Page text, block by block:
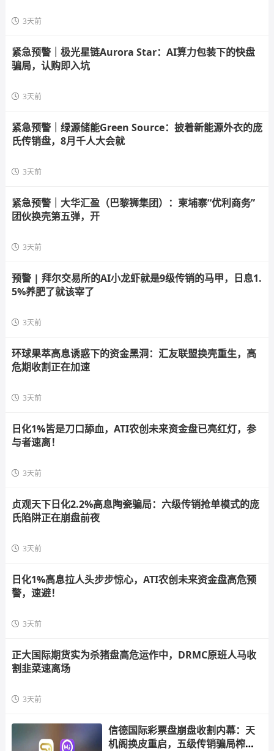
3天前
紧急预警｜极光星链Aurora Star：AI算力包装下的快盘
骗局，认购即入坑
3天前
紧急预警｜绿源储能Green Source：披着新能源外衣的庞
氏传销盘，8月千人大会就
3天前
紧急预警｜大华汇盈（巴黎狮集团）：柬埔寨“优利商务”
团伙换壳第五弹，开
3天前
预警 | 拜尔交易所的AI小龙虾就是9级传销的马甲，日息1.
5%养肥了就该宰了
3天前
环球果萃高息诱惑下的资金黑洞：汇友联盟换壳重生，高
危期收割正在加速
3天前
日化1%皆是刀口舔血，ATI农创未来资金盘已亮红灯，参
与者速离！
3天前
贞观天下日化2.2%高息陶瓷骗局：六级传销抢单模式的庞
氏陷阱正在崩盘前夜
3天前
日化1%高息拉人头步步惊心，ATI农创未来资金盘高危预
警，速避！
3天前
正大国际期货实为杀猪盘高危运作中，DRMC原班人马收
割韭菜速离场
3天前
信德国际彩票盘崩盘收割内幕：天
机阁换皮重启，五级传销骗局榨干